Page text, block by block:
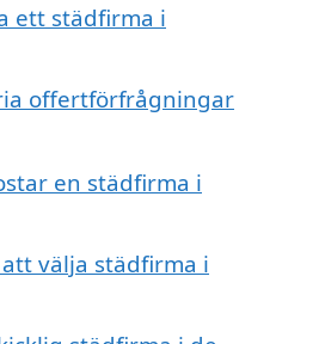
ett städfirma i
offertförfrågningar
en städfirma i
välja städfirma i